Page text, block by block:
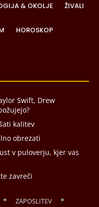
& OKOLJE ŽIVALI
HOROSKOP
Swift, Drew
kalitev
obrezati
v puloverju, kjer vas
zavreči
ZAPOSLITEV